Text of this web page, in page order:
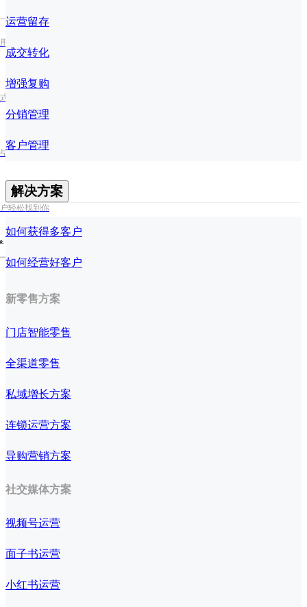
户日活跃度
处理多订单
视频流量红利
轻松找到你
运营留存
成交转化
增强复购
分销管理
客户管理
解决方案
如何获得多客户
如何经营好客户
新零售方案
门店智能零售
全渠道零售
私域增长方案
连锁运营方案
导购营销方案
社交媒体方案
视频号运营
面子书运营
小红书运营